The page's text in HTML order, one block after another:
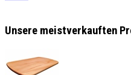
Unsere meistverkauften